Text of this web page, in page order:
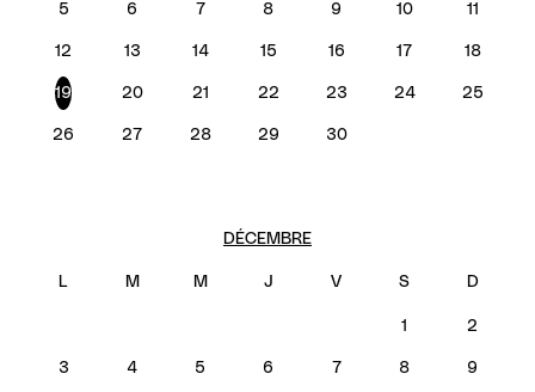
5 6 7 8 9 10 11
12 13 14 15 16 17 18
19 20 21 22 23 24 25
26 27 28 29 30
DÉCEMBRE
1 2
3 4 5 6 7 8 9